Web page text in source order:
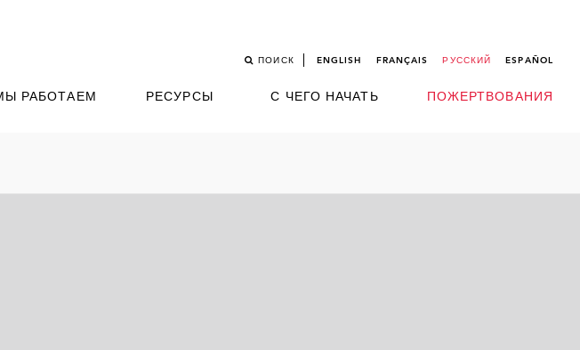
ПОИСК ENGLISH FRANÇAIS РУССКИЙ ESPAÑOL
РАБОТАЕМ РЕСУРСЫ С ЧЕГО НАЧАТЬ ПОЖЕРТВОВАНИЯ